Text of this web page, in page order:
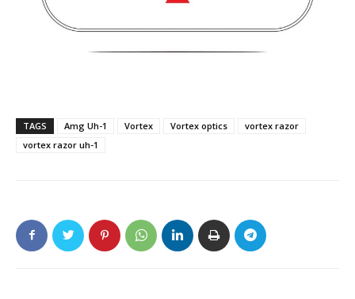
TAGS Amg Uh-1 Vortex Vortex optics
vortex razor
vortex razor uh-1